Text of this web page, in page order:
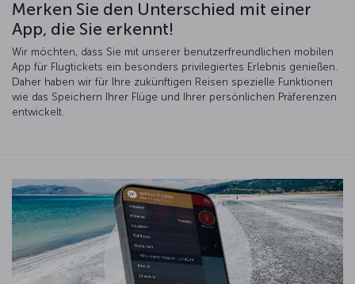
Merken Sie den Unterschied mit einer
App, die Sie erkennt!
Wir möchten, dass Sie mit unserer benutzerfreundlichen mobilen
App für Flugtickets ein besonders privilegiertes Erlebnis genießen.
Daher haben wir für Ihre zukünftigen Reisen spezielle Funktionen
wie das Speichern Ihrer Flüge und Ihrer persönlichen Präferenzen
entwickelt.